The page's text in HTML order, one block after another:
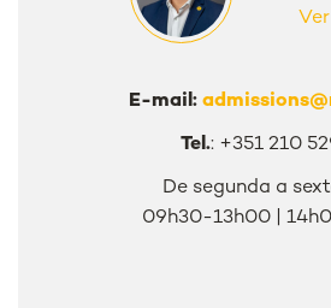
E-mail:
Tel.: +351 210
De segunda a
09h30-13h00 |